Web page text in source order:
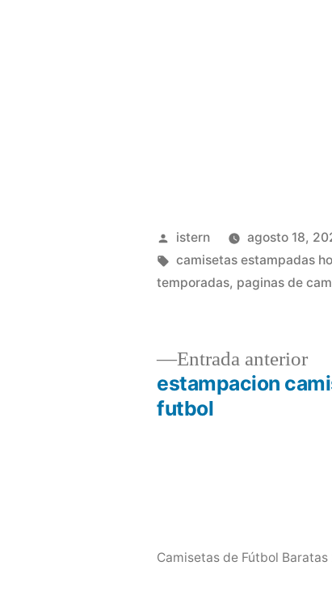
Publicado
por
istern agosto 18,
Etiquetas:
camisetas estampadas
temporadas, paginas de
Navegación
Entrada anterior
estampacion
futbol
Camisetas de Fútbol